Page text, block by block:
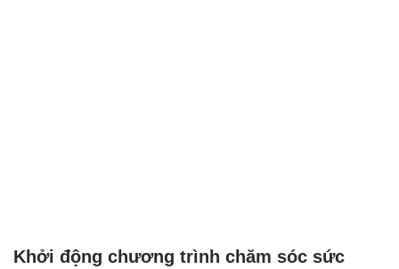
Khởi động chương trình chăm sóc sức